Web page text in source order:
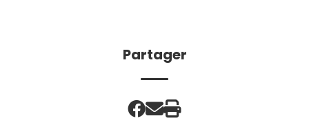
Partager